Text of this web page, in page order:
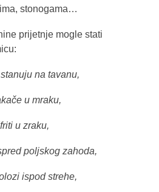
stonogama…
prijetnje mogle stati
na tavanu,
u mraku,
u zraku,
poljskog zahoda,
ispod strehe,